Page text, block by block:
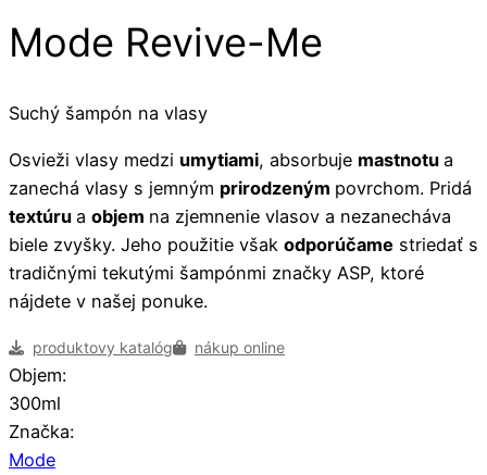
Mode Revive-Me
Suchý šampón na vlasy
Osvieži vlasy medzi umytiami, absorbuje mastnotu a
zanechá vlasy s jemným prirodzeným povrchom. Pridá
textúru a objem na zjemnenie vlasov a nezanecháva
biele zvyšky. Jeho použitie však odporúčame striedať s
tradičnými tekutými šampónmi značky ASP, ktoré
nájdete v našej ponuke.
produktovy katalóg nákup online
Objem:
300ml
Značka:
Mode